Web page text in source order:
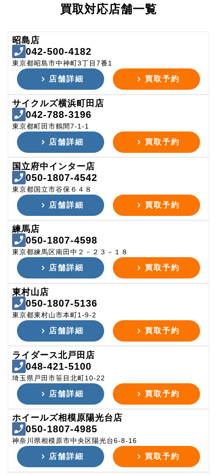
買取対応店舗一覧
昭島店
042-500-4182
東京都昭島市中神町3丁目7番1
店舗詳細 買取予約
サイクルズ横浜町田店
042-788-3196
東京都町田市鶴間7-1-1
店舗詳細 買取予約
国立府中インター店
050-1807-4542
東京都国立市谷保６４８
店舗詳細 買取予約
練馬店
050-1807-4598
東京都練馬区南田中２－２３－１８
店舗詳細 買取予約
東村山店
050-1807-5136
東京都東村山市本町1-9-2
店舗詳細 買取予約
ライダース北戸田店
048-421-5100
埼玉県戸田市笹目北町10-22
店舗詳細 買取予約
ホイールズ相模原陽光台店
050-1807-4985
神奈川県相模原市中央区陽光台6-8-16
店舗詳細 買取予約